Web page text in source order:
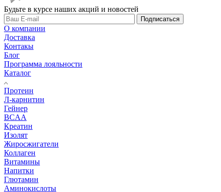
Будьте в курсе наших акций и новостей
Подписаться
О компании
Доставка
Контакы
Блог
Программа лояльности
Каталог
Протеин
Л-карнитин
Гейнер
BCAA
Креатин
Изолят
Жиросжигатели
Коллаген
Витамины
Напитки
Глютамин
Аминокислоты